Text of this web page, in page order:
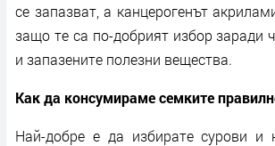
се запазват, а канцерогенът
защо те са по-добрият избор заради
и запазените полезни вещества.
Как да консумираме семките
Най-добре е да избирате сурови и